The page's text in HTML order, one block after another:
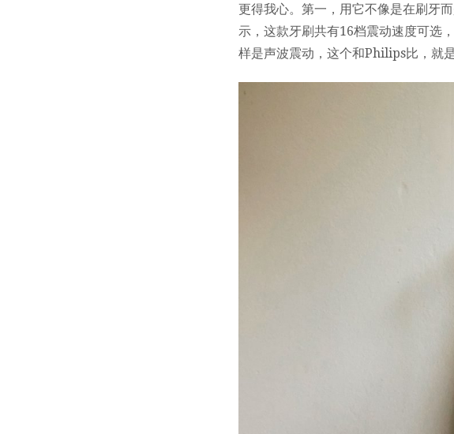
更得我心。第一，用它不像是在刷牙
示，这款牙刷共有16档震动速度可选
样是声波震动，这个和Philips比，就